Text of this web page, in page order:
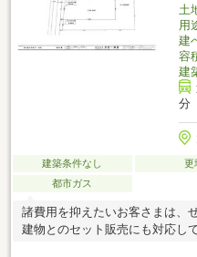
土
用
建
容
建
分
建築条件なし 更
都市ガス
諸費用を抑えたいお客さまは、
建物とのセット販売にも対応し